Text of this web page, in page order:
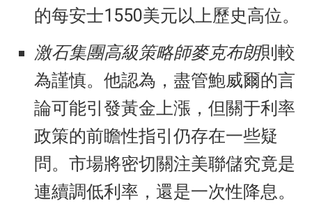
的每安士1550美元以上歷史高位。
激石集團高級策略師麥克布朗則較
為謹慎。他認為，盡管鮑威爾的言
論可能引發黃金上漲，但關于利率
政策的前瞻性指引仍存在一些疑
問。市場將密切關注美聯儲究竟是
連續調低利率，還是一次性降息。